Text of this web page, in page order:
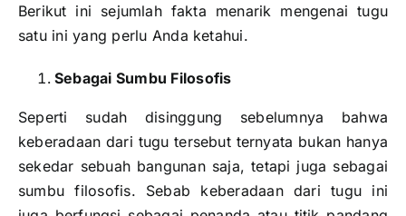
Berikut ini sejumlah fakta menarik mengenai tugu
satu ini yang perlu Anda ketahui.
Sebagai Sumbu Filosofis
Seperti sudah disinggung sebelumnya bahwa
keberadaan dari tugu tersebut ternyata bukan hanya
sekedar sebuah bangunan saja, tetapi juga sebagai
sumbu filosofis. Sebab keberadaan dari tugu ini